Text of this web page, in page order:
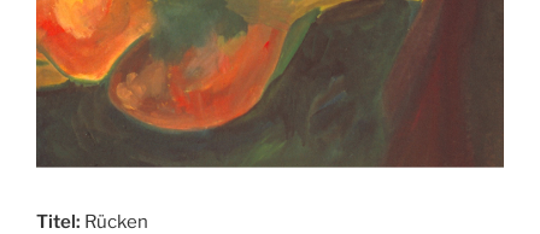
Titel: Rücken